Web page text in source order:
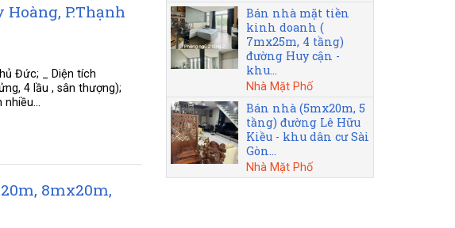
P.Thạnh
Đức; _ Diện tích
4 lầu , sân thượng);
8mx20m,
Bán nhà mặt tiền
kinh doanh (
7mx25m, 4 tầng)
đường Huy cận -
khu...
Nhà Mặt Phố
Bán nhà (5mx20m, 5
tầng) đường Lê Hữu
Kiều - khu dân cư Sài
Gòn...
Nhà Mặt Phố